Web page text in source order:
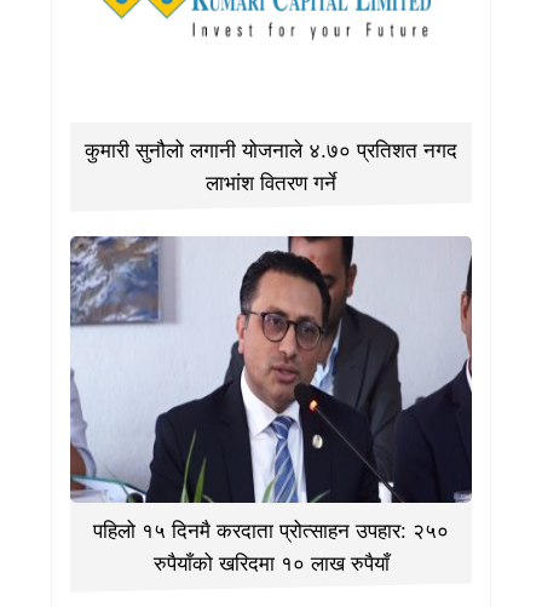
कुमारी सुनौलो लगानी योजनाले ४.७० प्रतिशत नगद
लाभांश वितरण गर्ने
पहिलो १५ दिनमै करदाता प्रोत्साहन उपहार: २५०
रुपैयाँको खरिदमा १० लाख रुपैयाँ